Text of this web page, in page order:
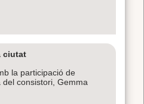
ciutat
la participació de
del consistori, Gemma